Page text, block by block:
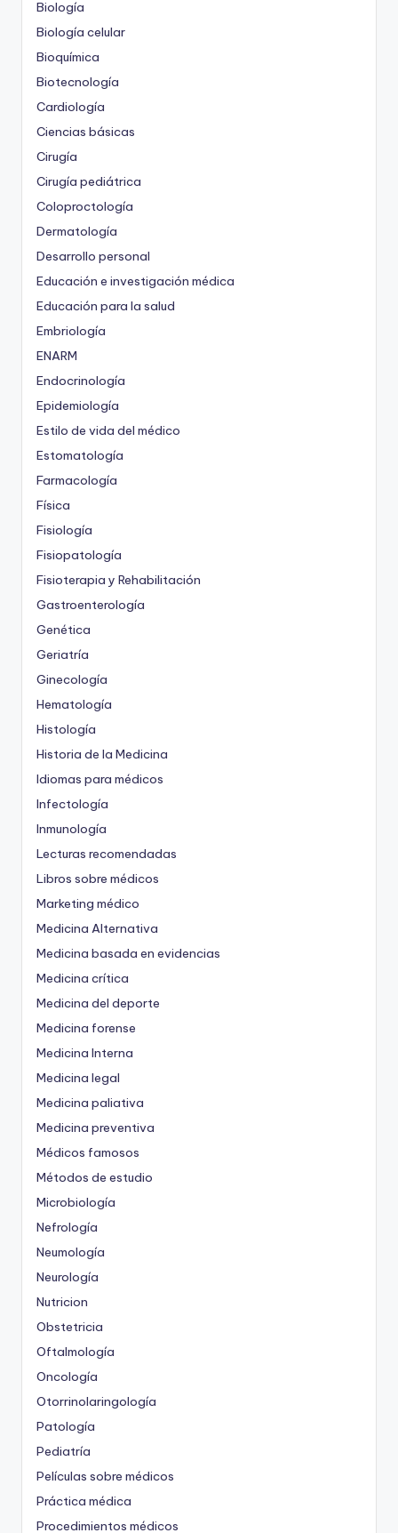
Biología
Biología celular
Bioquímica
Biotecnología
Cardiología
Ciencias básicas
Cirugía
Cirugía pediátrica
Coloproctología
Dermatología
Desarrollo personal
Educación e investigación médica
Educación para la salud
Embriología
ENARM
Endocrinología
Epidemiología
Estilo de vida del médico
Estomatología
Farmacología
Física
Fisiología
Fisiopatología
Fisioterapia y Rehabilitación
Gastroenterología
Genética
Geriatría
Ginecología
Hematología
Histología
Historia de la Medicina
Idiomas para médicos
Infectología
Inmunología
Lecturas recomendadas
Libros sobre médicos
Marketing médico
Medicina Alternativa
Medicina basada en evidencias
Medicina crítica
Medicina del deporte
Medicina forense
Medicina Interna
Medicina legal
Medicina paliativa
Medicina preventiva
Médicos famosos
Métodos de estudio
Microbiología
Nefrología
Neumología
Neurología
Nutricion
Obstetricia
Oftalmología
Oncología
Otorrinolaringología
Patología
Pediatría
Películas sobre médicos
Práctica médica
Procedimientos médicos